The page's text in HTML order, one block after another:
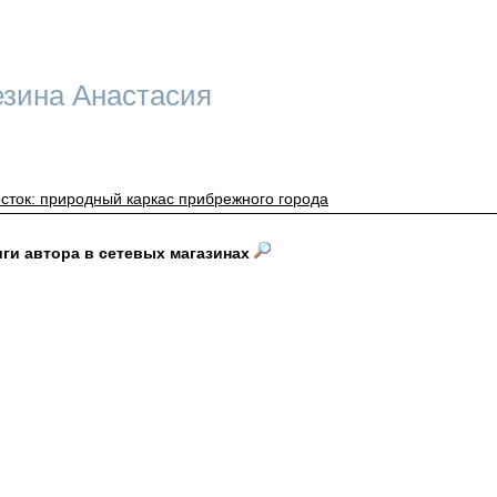
Анастасия
природный каркас прибрежного города
автора в сетевых магазинах